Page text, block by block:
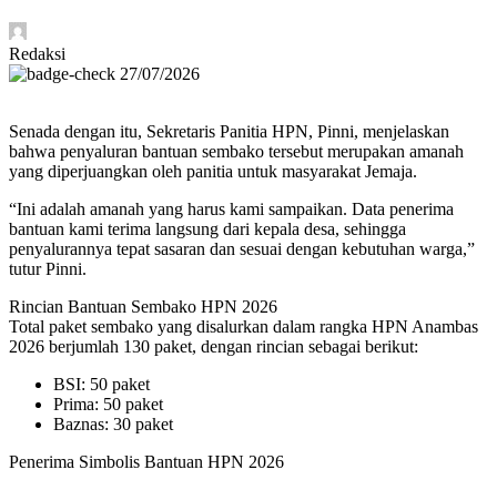
Redaksi
27/07/2026
Senada dengan itu, Sekretaris Panitia HPN, Pinni, menjelaskan
bahwa penyaluran bantuan sembako tersebut merupakan amanah
yang diperjuangkan oleh panitia untuk masyarakat Jemaja.
“Ini adalah amanah yang harus kami sampaikan. Data penerima
bantuan kami terima langsung dari kepala desa, sehingga
penyalurannya tepat sasaran dan sesuai dengan kebutuhan warga,”
tutur Pinni.
Rincian Bantuan Sembako HPN 2026
Total paket sembako yang disalurkan dalam rangka HPN Anambas
2026 berjumlah 130 paket, dengan rincian sebagai berikut:
BSI: 50 paket
Prima: 50 paket
Baznas: 30 paket
Penerima Simbolis Bantuan HPN 2026